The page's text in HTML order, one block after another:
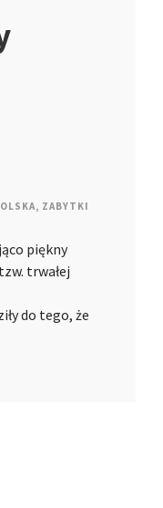
, ZABYTKI
piękny
trwałej
do tego, że